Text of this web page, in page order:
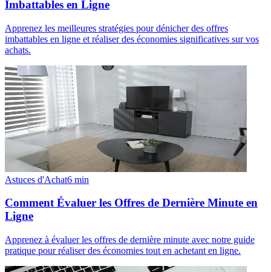
Imbattables en Ligne
Apprenez les meilleures stratégies pour dénicher des offres
imbattables en ligne et réaliser des économies significatives sur vos
achats.
Astuces d'Achat6 min
Comment Évaluer les Offres de Dernière Minute en
Ligne
Apprenez à évaluer les offres de dernière minute avec notre guide
pratique pour réaliser des économies tout en achetant en ligne.